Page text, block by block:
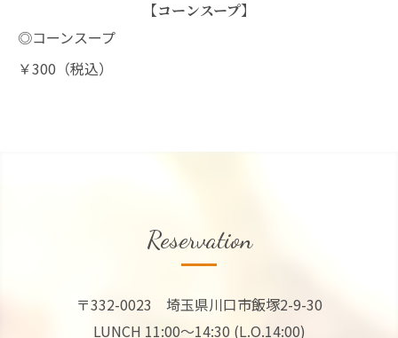
【コーンスープ】
◎コーンスープ
￥300（税込）
Reservation
〒332-0023 埼玉県川口市飯塚2-9-30
LUNCH 11:00～14:30 (L.O.14:00)